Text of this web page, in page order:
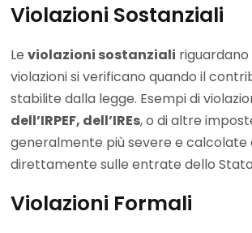
Violazioni Sostanziali
Le violazioni sostanziali
violazioni si verificano quando il
stabilite dalla legge. Esempi di
dell’IRPEF, dell’IREs, o di altre
generalmente più severe e calcolate
direttamente sulle entrate dello
Violazioni Formali